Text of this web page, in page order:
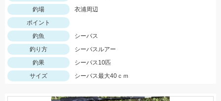
釣場
衣浦周辺
ポイント
釣魚
シーバス
釣り方
シーバスルアー
釣果
シーバス10匹
サイズ
シーバス最大40ｃｍ